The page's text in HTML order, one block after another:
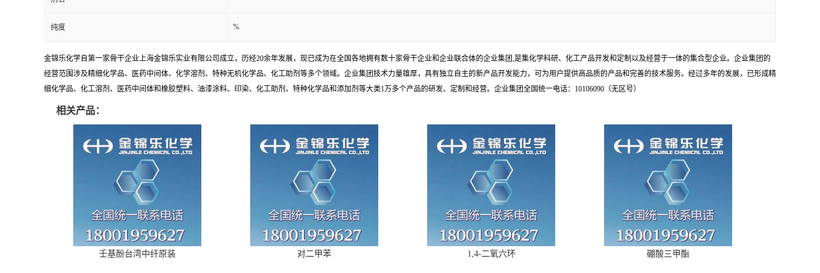
纯度 %
金锦乐化学自第一家骨干企业上海金锦乐实业有限公司成立，历经20余年发展，现已成为在全国各地拥有数十家骨干企业和企业联合体的企业集团,是集化学科研、化工产品开发和定制以及经营于一体的集合型企业。企业集团的
经营范围涉及精细化学品、医药中间体、化学溶剂、特种无机化学品、化工助剂等多个领域。企业集团技术力量雄厚，具有独立自主的新产品开发能力，可为用户提供高品质的产品和完善的技术服务。经过多年的发展，已形成精
细化学品、化工溶剂、医药中间体和橡胶塑料、油漆涂料、印染、化工助剂、特种化学品和添加剂等大类1万多个产品的研发、定制和经营。企业集团全国统一电话：10106090（无区号）
相关产品：
壬基酚台湾中纤原装 对二甲苯 1,4-二氧六环 硼酸三甲酯